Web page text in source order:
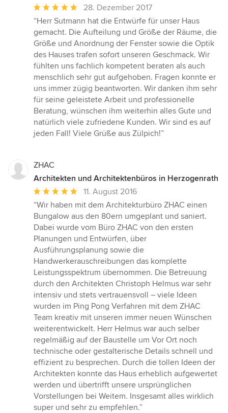
Durchschnittliche
Bewertung:
5
von
5
Sternen
28. Dezember 2017
“Herr Sutmann hat die Entwürfe für unser Haus
gemacht. Die Aufteilung und Größe der Räume, die
Größe und Anordnung der Fenster sowie die Optik
des Hauses trafen sofort unseren Geschmack. Wir
fühlten uns fachlich kompetent beraten als auch
menschlich sehr gut aufgehoben. Fragen konnte er
uns immer zügig beantworten. Wir danken ihm sehr
für seine geleistete Arbeit und professionelle
Beratung, wünschen ihm weiterhin alles Gute und
natürlich viele zufriedene Kunden. Wir sind es auf
jeden Fall! Viele Grüße aus Zülpich!”
ZHAC
Architekten und Architektenbüros in Herzogenrath
Durchschnittliche
Bewertung:
5
von
5
Sternen
11. August 2016
“Wir haben mit dem Architekturbüro ZHAC einen
Bungalow aus den 80ern umgeplant und saniert.
Dabei wurde vom Büro ZHAC von den ersten
Planungen und Entwürfen, über
Ausführungsplanung sowie die
Handwerkerauschreibungen das komplette
Leistungsspektrum übernommen. Die Betreuung
durch den Architekten Christoph Helmus war sehr
intensiv und stets vertrauensvoll – viele Ideen
wurden im Ping Pong Verfahren mit dem ZHAC
Team kreativ mit unseren immer neuen Wünschen
weiterentwickelt. Herr Helmus war auch selber
regelmäßig auf der Baustelle um Vor Ort noch
technische oder gestalterische Details schnell und
effizient zu besprechen. Durch die tollen Ideen der
Architekten konnte das Haus erheblich aufgewertet
werden und übertrifft unsere ursprünglichen
Vorstellungen bei Weitem. Insgesamt alles wirklich
super und sehr zu empfehlen.”